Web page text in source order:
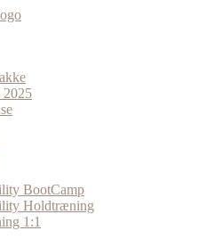
2025
BootCamp
Holdtræning
1:1